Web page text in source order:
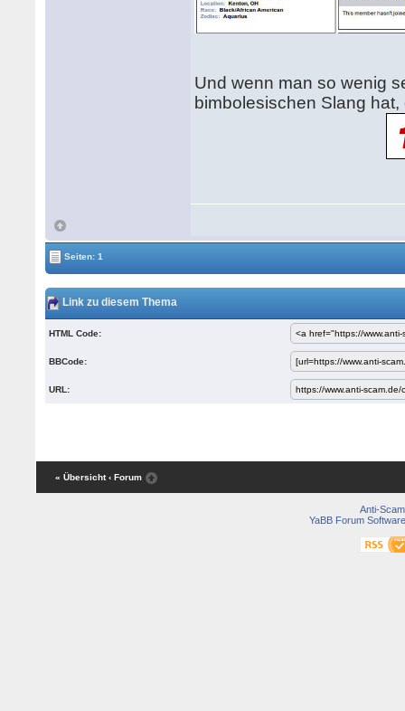
Und wenn man so wenig
bimbolesischen Slang
Seiten: 1
Link zu diesem Thema
HTML Code:
BBCode:
URL:
« Übersicht ‹ Forum
Anti-Scam
YaBB Forum Software